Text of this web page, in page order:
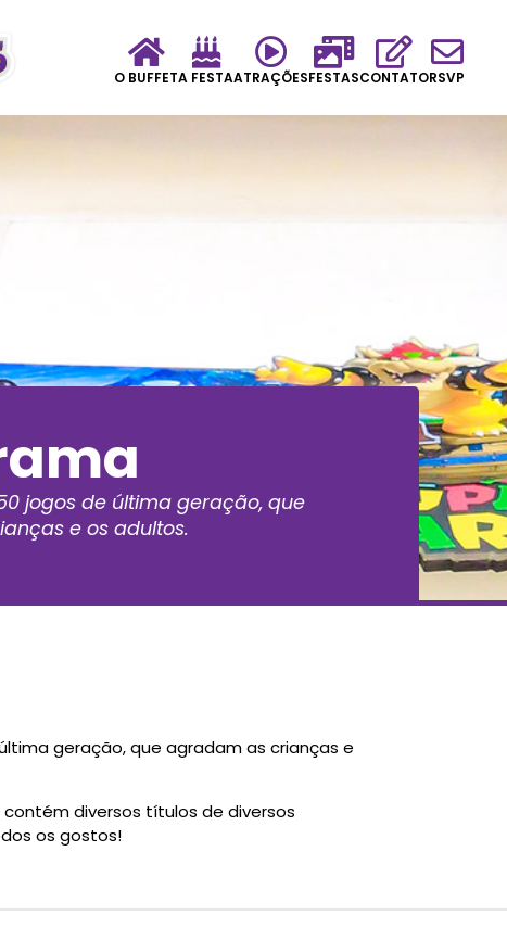
O BUFFETA FESTAATRAÇÕESFESTASCONTATORSVP
jogos de última geração, que
e os adultos.
geração, que agradam as crianças e
diversos títulos de diversos
os gostos!